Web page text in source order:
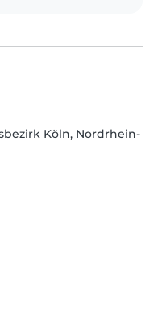
Köln, Nordrhein-